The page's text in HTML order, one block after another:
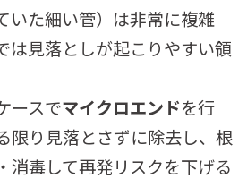
いた細い管）は非常に複雑
は見落としが起こりやすい領
ースでマイクロエンドを行
限り見落とさずに除去し、根
消毒して再発リスクを下げる